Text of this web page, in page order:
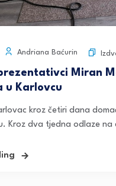
Andriana Baćurin
Miran
u Karlovcu
kroz četiri dana
Kroz dva tjedna odlaze